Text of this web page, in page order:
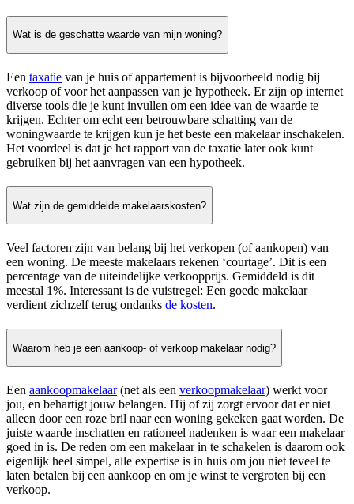
Wat is de geschatte waarde van mijn woning?
Een taxatie van je huis of appartement is bijvoorbeeld nodig bij
verkoop of voor het aanpassen van je hypotheek. Er zijn op internet
diverse tools die je kunt invullen om een idee van de waarde te
krijgen. Echter om echt een betrouwbare schatting van de
woningwaarde te krijgen kun je het beste een makelaar inschakelen.
Het voordeel is dat je het rapport van de taxatie later ook kunt
gebruiken bij het aanvragen van een hypotheek.
Wat zijn de gemiddelde makelaarskosten?
Veel factoren zijn van belang bij het verkopen (of aankopen) van
een woning. De meeste makelaars rekenen ‘courtage’. Dit is een
percentage van de uiteindelijke verkoopprijs. Gemiddeld is dit
meestal 1%. Interessant is de vuistregel: Een goede makelaar
verdient zichzelf terug ondanks de kosten.
Waarom heb je een aankoop- of verkoop makelaar nodig?
Een aankoopmakelaar(net als een verkoopmakelaar) werkt voor
jou, en behartigt jouw belangen. Hij of zij zorgt ervoor dat er niet
alleen door een roze bril naar een woning gekeken gaat worden. De
juiste waarde inschatten en rationeel nadenken is waar een makelaar
goed in is. De reden om een makelaar in te schakelen is daarom ook
eigenlijk heel simpel, alle expertise is in huis om jou niet teveel te
laten betalen bij een aankoop en om je winst te vergroten bij een
verkoop.